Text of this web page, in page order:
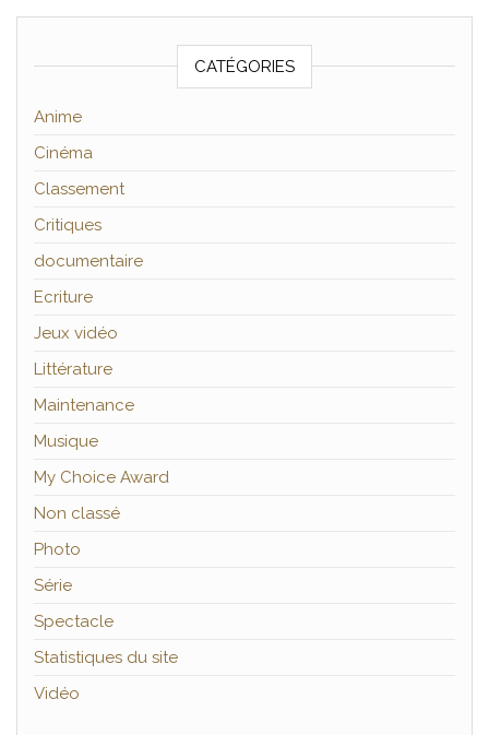
CATÉGORIES
Anime
Cinéma
Classement
Critiques
documentaire
Ecriture
Jeux vidéo
Littérature
Maintenance
Musique
My Choice Award
Non classé
Photo
Série
Spectacle
Statistiques du site
Vidéo